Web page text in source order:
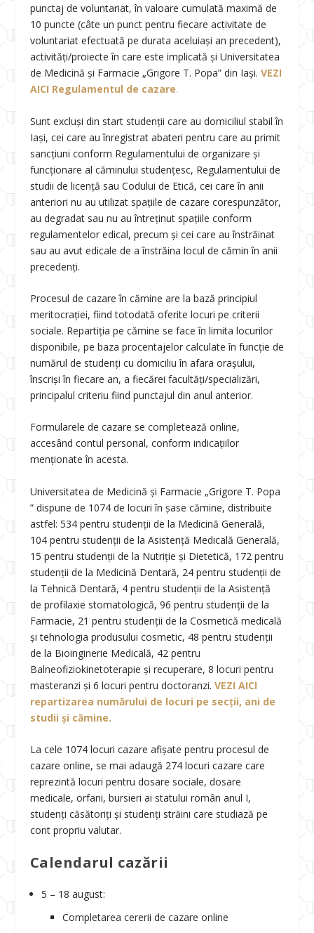
punctaj de voluntariat, în valoare cumulată maximă de
10 puncte (câte un punct pentru fiecare activitate de
voluntariat efectuată pe durata aceluiași an precedent),
activități/proiecte în care este implicată și Universitatea
de Medicină şi Farmacie „Grigore T. Popa” din Iași. VEZI
AICI Regulamentul de cazare.
Sunt excluși din start studenții care au domiciliul stabil în
Iași, cei care au înregistrat abateri pentru care au primit
sancţiuni conform Regulamentului de organizare și
funcționare al căminului studențesc, Regulamentului de
studii de licență sau Codului de Etică, cei care în anii
anteriori nu au utilizat spaţiile de cazare corespunzător,
au degradat sau nu au întreţinut spaţiile conform
regulamentelor edical, precum și cei care au înstrăinat
sau au avut edicale de a înstrăina locul de cămin în anii
precedenţi.
Procesul de cazare în cămine are la bază principiul
meritocrației, fiind totodată oferite locuri pe criterii
sociale. Repartiţia pe cămine se face în limita locurilor
disponibile, pe baza procentajelor calculate în funcţie de
numărul de studenţi cu domiciliu în afara oraşului,
înscrişi în fiecare an, a fiecărei facultăţi/specializări,
principalul criteriu fiind punctajul din anul anterior.
Formularele de cazare se completează online,
accesând contul personal, conform indicațiilor
menționate în acesta.
Universitatea de Medicină și Farmacie „Grigore T. Popa
” dispune de 1074 de locuri în șase cămine, distribuite
astfel: 534 pentru studenții de la Medicină Generală,
104 pentru studenții de la Asistență Medicală Generală,
15 pentru studenții de la Nutriție și Dietetică, 172 pentru
studenții de la Medicină Dentară, 24 pentru studenții de
la Tehnică Dentară, 4 pentru studenții de la Asistență
de profilaxie stomatologică, 96 pentru studenții de la
Farmacie, 21 pentru studenții de la Cosmetică medicală
și tehnologia produsului cosmetic, 48 pentru studenții
de la Bioinginerie Medicală, 42 pentru
Balneofiziokinetoterapie și recuperare, 8 locuri pentru
masteranzi și 6 locuri pentru doctoranzi. VEZI AICI
repartizarea numărului de locuri pe secții, ani de
studii și cămine.
La cele 1074 locuri cazare afișate pentru procesul de
cazare online, se mai adaugă 274 locuri cazare care
reprezintă locuri pentru dosare sociale, dosare
medicale, orfani, bursieri ai statului român anul I,
studenți căsătoriți și studenți străini care studiază pe
cont propriu valutar.
Calendarul cazării
5 – 18 august:
Completarea cererii de cazare online